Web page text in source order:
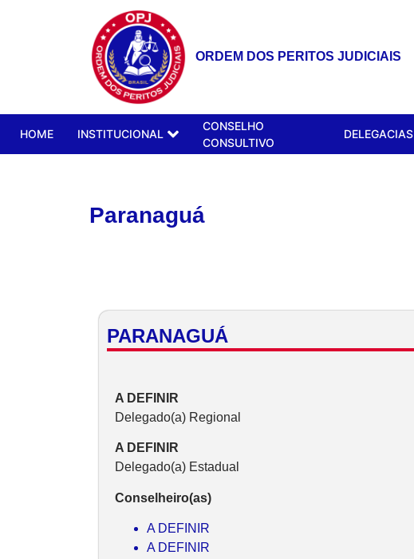
ORDEM DOS PERITOS JUDICIAIS
HOME INSTITUCIONAL
CONSELHO
CONSULTIVO
DELEGACIAS
Paranaguá
PARANAGUÁ
A DEFINIR
Delegado(a) Regional
A DEFINIR
Delegado(a) Estadual
Conselheiro(as)
A DEFINIR
A DEFINIR